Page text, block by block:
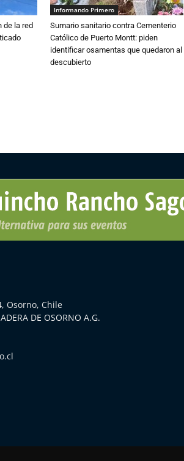
de la red
Informando Primero
Sumario sanitario contra Cementerio
Católico de Puerto Montt: piden
identificar osamentas que quedaron al
descubierto
Osorno, Chile
DE OSORNO A.G.